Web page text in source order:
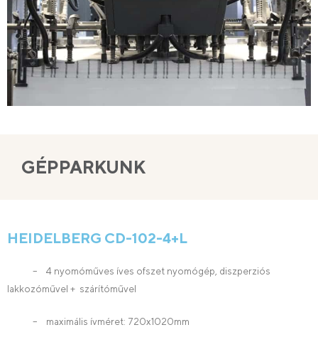
GÉPPARKUNK
HEIDELBERG CD-102-4+L
– 4 nyomóműves íves ofszet nyomógép, diszperziós
lakkozóművel + szárítóművel
– maximális ívméret: 720x1020mm